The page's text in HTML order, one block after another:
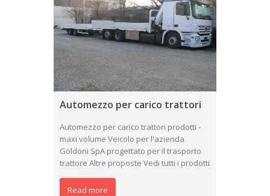
Automezzo per carico trattori
Automezzo per carico trattori prodotti -
maxi volume Veicolo per l'azienda
Goldoni SpA progettato per il trasporto
trattore Altre proposte Vedi tutti i prodotti
Read more